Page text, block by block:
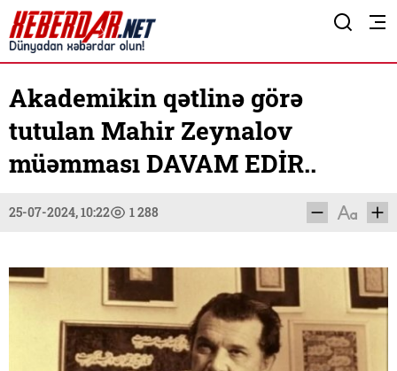
Akademikin qətlinə görə
tutulan Mahir Zeynalov
müəmması DAVAM EDİR..
25-07-2024, 10:22 1 288